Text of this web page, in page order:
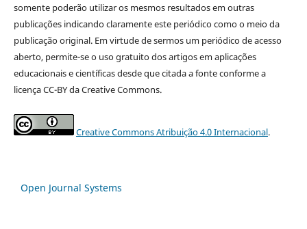
somente poderão utilizar os mesmos resultados em outras
publicações indicando claramente este periódico como o meio da
publicação original. Em virtude de sermos um periódico de acesso
aberto, permite-se o uso gratuito dos artigos em aplicações
educacionais e científicas desde que citada a fonte conforme a
licença CC-BY da Creative Commons.
Creative Commons Atribuição 4.0 Internacional.
Open Journal Systems